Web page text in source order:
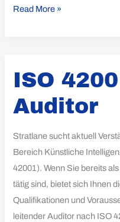
Read More »
ISO
Auditor
Stratlane sucht aktuell
Bereich Künstliche
42001). Wenn Sie bereits
tätig sind, bietet sich Ihnen
Qualifikationen und
leitender Auditor nach ISO
42001
Auditor